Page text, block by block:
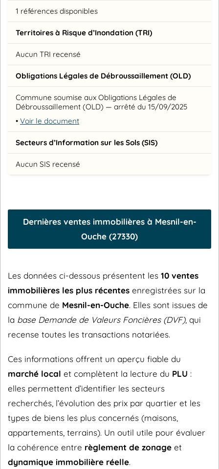
1 références disponibles
Territoires à Risque d’Inondation (TRI)
Aucun TRI recensé
Obligations Légales de Débroussaillement (OLD)
Commune soumise aux Obligations Légales de
Débroussaillement (OLD) — arrêté du 15/09/2025
• Voir le document
Secteurs d’Information sur les Sols (SIS)
Aucun SIS recensé
Dernières ventes immobilières à Mesnil-en-
Ouche (27330)
Les données ci-dessous présentent les 10 ventes
immobilières les plus récentes enregistrées sur la
commune de Mesnil-en-Ouche. Elles sont issues de
la base Demande de Valeurs Foncières (DVF), qui
recense toutes les transactions notariées.
Ces informations offrent un aperçu fiable du
marché local et complètent la lecture du PLU :
elles permettent d’identifier les secteurs
recherchés, l’évolution des prix par quartier et les
types de biens les plus concernés (maisons,
appartements, terrains). Un outil utile pour évaluer
la cohérence entre règlement de zonage et
dynamique immobilière réelle.